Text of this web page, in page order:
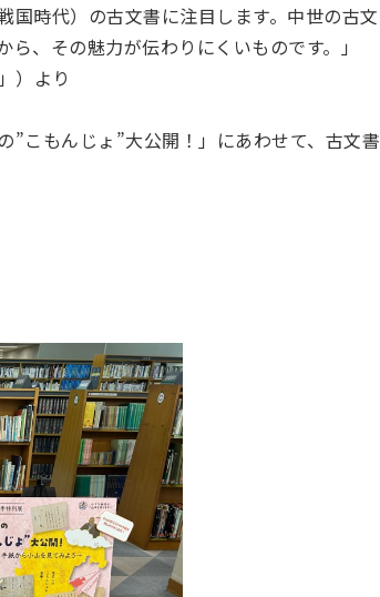
国時代）の古文書に注目します。中世の古文
、その魅力が伝わりにくいものです。」
）より
こもんじょ”大公開！」にあわせて、古文書